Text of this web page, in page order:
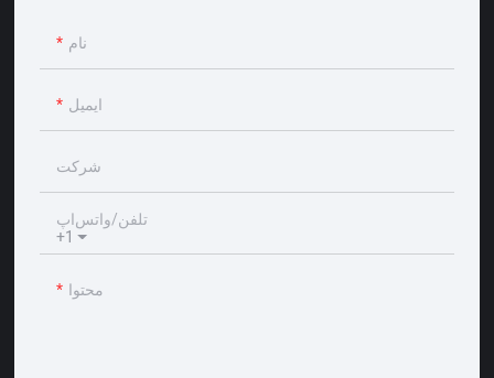
نام
ایمیل
شرکت
+1
تلفن/واتس‌اپ
محتوا